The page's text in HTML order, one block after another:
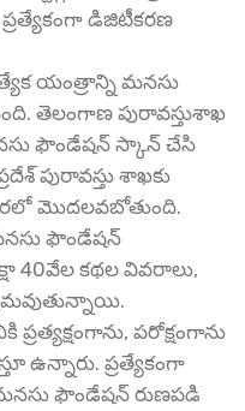
డిజిటీకరణ
యంత్రాన్ని మనసు
తెలంగాణ పురావస్తుశాఖ
ఫౌండేషన్ స్కాన్ చేసి
పురావస్తు శాఖకు
మొదలవబోతుంది.
ఫౌండేషన్
40వేల కథల వివరాలు,
పరోక్షంగాను
ఉన్నారు. ప్రత్యేకంగా
ఫౌండేషన్ రుణపడి